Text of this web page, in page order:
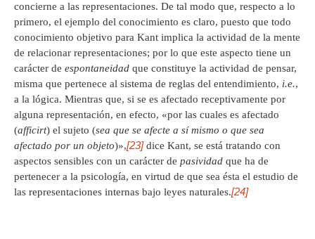
concierne a las representaciones. De tal modo que, respecto a lo
primero, el ejemplo del conocimiento es claro, puesto que todo
conocimiento objetivo para Kant implica la actividad de la mente
de relacionar representaciones; por lo que este aspecto tiene un
carácter de espontaneidad que constituye la actividad de pensar,
misma que pertenece al sistema de reglas del entendimiento, i.e.,
a la lógica. Mientras que, si se es afectado receptivamente por
alguna representación, en efecto, «por las cuales es afectado
(afficirt) el sujeto (sea que se afecte a sí mismo o que sea
afectado por un objeto)»,[23]dice Kant, se está tratando con
aspectos sensibles con un carácter de pasividad que ha de
pertenecer a la psicología, en virtud de que sea ésta el estudio de
las representaciones internas bajo leyes naturales.[24]